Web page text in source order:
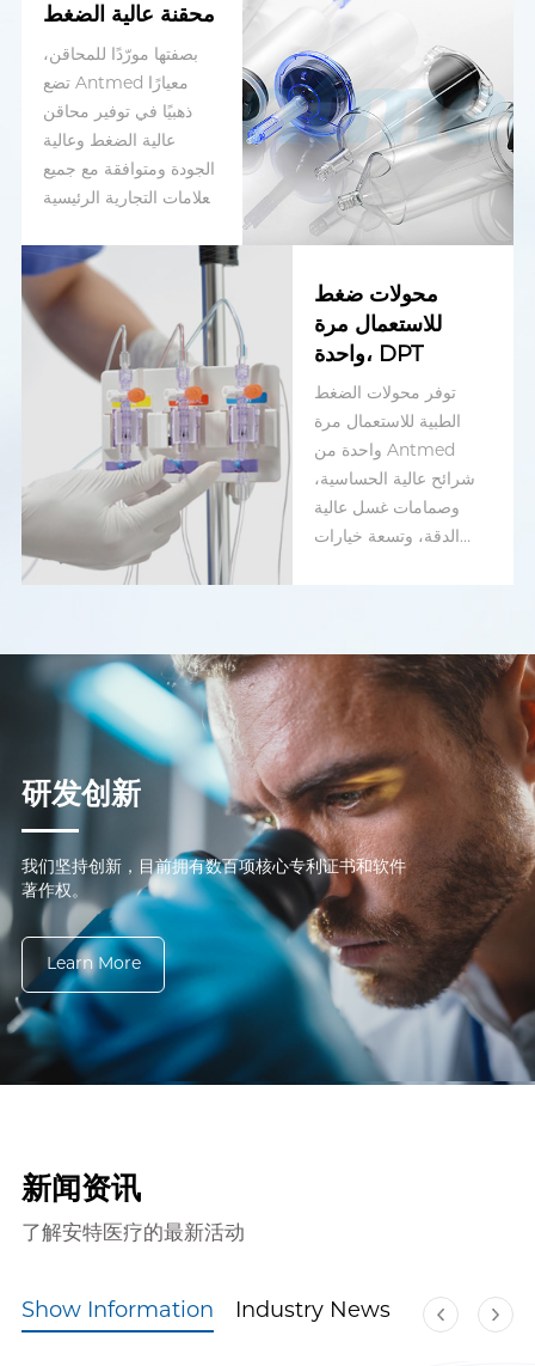
محقنة عالية الضغط
بصفتها مورّدًا للمحاقن،
تضع Antmed معيارًا
ذهبيًا في توفير محاقن
عالية الضغط وعالية
الجودة ومتوافقة مع جميع
العلامات التجارية الرئيسية
محولات ضغط
للاستعمال مرة
واحدة، DPT
توفر محولات الضغط
الطبية للاستعمال مرة
واحدة من Antmed
شرائح عالية الحساسية،
وصمامات غسل عالية
الدقة، وتسعة خيارات
研发创新
我们坚持创新，目前拥有数百项核心专利证书和软件
著作权。
Learn More
新闻资讯
了解安特医疗的最新活动
Show Information Industry News